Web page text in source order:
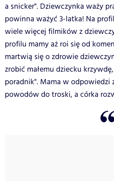
a snicker". Dziewczynka waży
powinna ważyć 3-latka! Na
wiele więcej filmików z
profilu mamy aż roi się od
martwią się o zdrowie
zrobić małemu dziecku
poradnik". Mama w odpowiedzi
powodów do troski, a córka